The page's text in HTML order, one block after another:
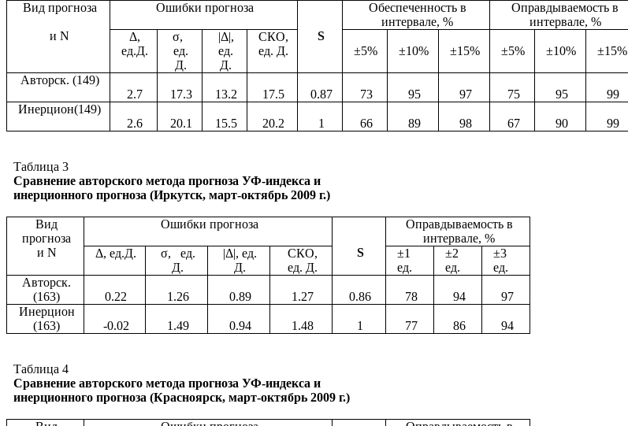
Вид прогноза Ошибки прогноза
Обеспеченность в
интервале, %
Оправдываемость в
интервале, %
и N
Δ,
ед.Д.
σ,
ед.
Д.
|Δ|,
ед.
Д.
СКО,
ед. Д.
S
±5% ±10% ±15% ±5% ±10% ±15%
Авторск. (149)
2.7
17.3 13.2 17.5 0.87 73 95 97 75 95
99
Инерцион(149)
2.6
20.1 15.5 20.2 1 66 89 98 67 90 99
Таблица 3
Сравнение авторского метода прогноза УФ-индекса и
инерционного прогноза (Иркутск, март-октябрь2009 г.)
Вид
прогноза
Ошибки прогноза
Оправдываемость в
интервале, %
и N Δ, ед.Д. σ,
ед.
Д.
|Δ|, ед.
Д.
СКО,
ед. Д.
S ±1
ед.
±2
ед.
±3
ед.
Авторск.
(163)
0.22 1.26 0.89 1.27 0.86 78 94
97
Инерцион
(163)
-0.02 1.49 0.94 1.48 1 77 86 94
Таблица 4
Сравнение авторского метода прогноза УФ-индекса и
инерционного прогноза (Красноярск, март-октябрь2009 г.)